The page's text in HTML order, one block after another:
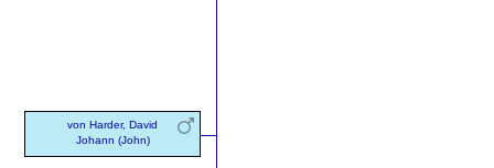
von Harder, David
Johann (John)